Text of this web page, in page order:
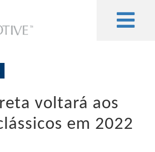
voltará aos
em 2022